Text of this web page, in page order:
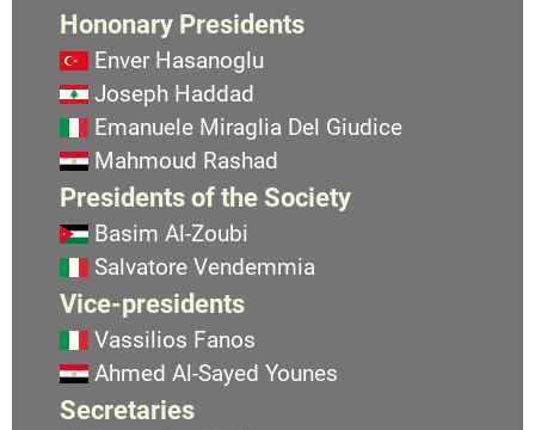
Hononary Presidents
Enver Hasanoglu
Joseph Haddad
Emanuele Miraglia Del Giudice
Mahmoud Rashad
Presidents of the Society
Basim Al-Zoubi
Salvatore Vendemmia
Vice-presidents
Vassilios Fanos
Ahmed Al-Sayed Younes
Secretaries